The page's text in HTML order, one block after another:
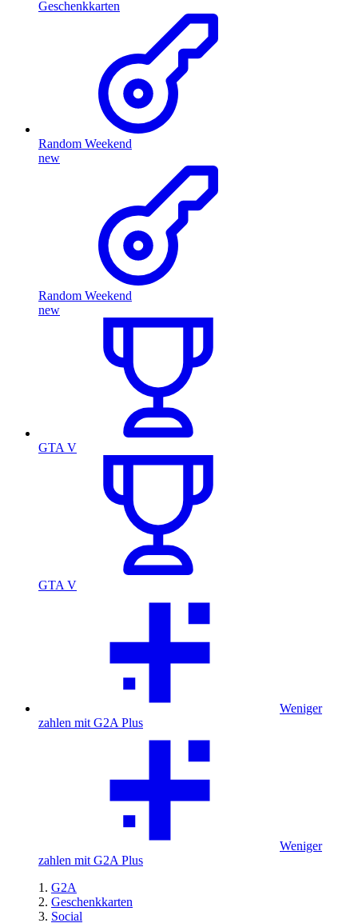
Geschenkkarten
Random Weekend
new
Random Weekend
new
GTA V
GTA V
Weniger
zahlen mit G2A Plus
Weniger
zahlen mit G2A Plus
G2A
Geschenkkarten
Social